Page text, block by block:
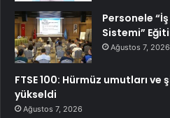
Personele
Sistemi”
Ağustos 7, 2026
FTSE 100: Hürmüz umutları
yükseldi
Ağustos 7, 2026